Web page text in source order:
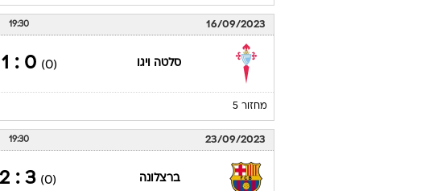
16/09/2023
19:30
סלטה ויגו (0)
0 : 1
מחזור 5
23/09/2023
19:30
ברצלונה (0)
3 : 2